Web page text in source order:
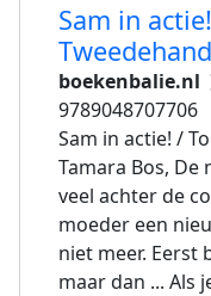
Sam in
boekenbalie.nl
9789048707706
Sam in actie! /
Tamara Bos, De
veel achter de
moeder een
niet meer. Eerst
maar dan ... Als